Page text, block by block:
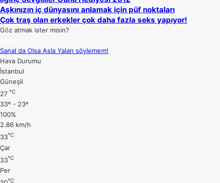
Aşkınızın iç dünyasını anlamak için püf noktaları
Çok traş olan erkekler çok daha fazla seks yapıyor!
Göz atmak ister misin?
Sanal da Olsa Asla Yalan söylemem!
Hava Durumu
İstanbul
Güneşli
27 ℃
33º - 23º
100%
2.86 km/h
33℃
Çar
33℃
Per
℃